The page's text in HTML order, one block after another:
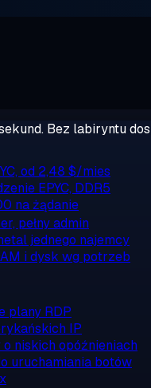
Bez labiryntu
od 2,48 $/mies
EPYC, DDR5
na żądanie
pełny admin
jednego najemcy
i dysk wg potrzeb
plany RDP
IP
niskich opóźnieniach
uruchamiania botów